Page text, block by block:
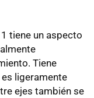
tiene un aspecto
Tiene
ligeramente
ejes también se